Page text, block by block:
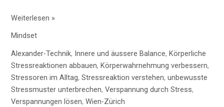
Weiterlesen »
Mindset
Alexander-Technik, Innere und äussere Balance,Körperliche
Stressreaktionen abbauen,Körperwahrnehmung verbessern,
Stressoren im Alltag,Stressreaktion verstehen,unbewusste
Stressmuster unterbrechen,Verspannung durch Stress,
Verspannungen lösen,Wien-Zürich